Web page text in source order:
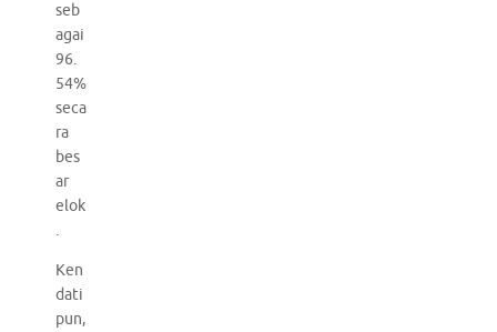
seb
agai
96.
54%
seca
ra
bes
ar
elok
.
Ken
dati
pun,